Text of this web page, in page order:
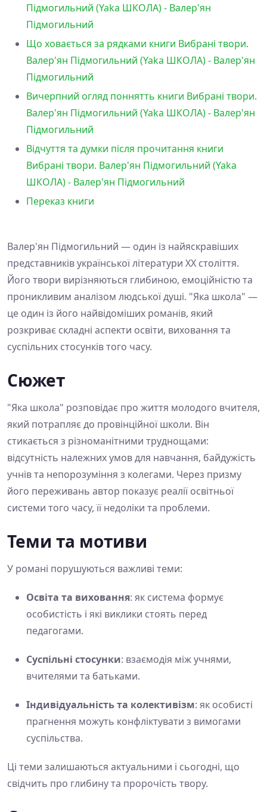
Підмогильний (Yaka ШКОЛА) - Валер'ян
Підмогильний
Що ховається за рядками книги Вибрані твори.
Валер'ян Підмогильний (Yaka ШКОЛА) - Валер'ян
Підмогильний
Вичерпний огляд поннятть книги Вибрані твори.
Валер'ян Підмогильний (Yaka ШКОЛА) - Валер'ян
Підмогильний
Відчуття та думки після прочитання книги
Вибрані твори. Валер'ян Підмогильний (Yaka
ШКОЛА) - Валер'ян Підмогильний
Переказ книги
Валер'ян Підмогильний — один із найяскравіших
представників української літератури ХХ століття.
Його твори вирізняються глибиною, емоційністю та
проникливим аналізом людської душі. "Яка школа" —
це один із його найвідоміших романів, який
розкриває складні аспекти освіти, виховання та
суспільних стосунків того часу.
Сюжет
"Яка школа" розповідає про життя молодого вчителя,
який потрапляє до провінційної школи. Він
стикається з різноманітними труднощами:
відсутність належних умов для навчання, байдужість
учнів та непорозуміння з колегами. Через призму
його переживань автор показує реалії освітньої
системи того часу, її недоліки та проблеми.
Теми та мотиви
У романі порушуються важливі теми:
Освіта та виховання: як система формує
особистість і які виклики стоять перед
педагогами.
Суспільні стосунки: взаємодія між учнями,
вчителями та батьками.
Індивідуальність та колективізм: як особисті
прагнення можуть конфліктувати з вимогами
суспільства.
Ці теми залишаються актуальними і сьогодні, що
свідчить про глибину та пророчість твору.